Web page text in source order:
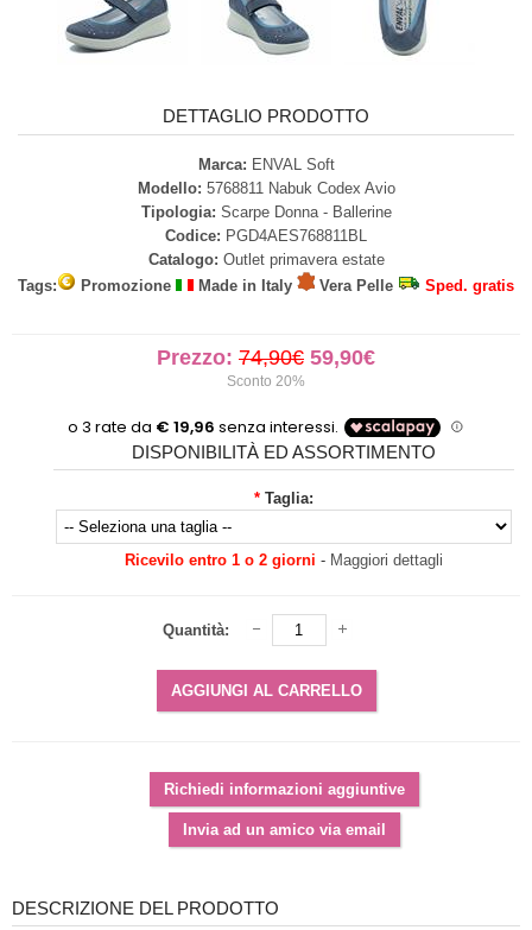
DETTAGLIO PRODOTTO
Marca: ENVAL Soft
Modello: 5768811 Nabuk Codex Avio
Tipologia: Scarpe Donna - Ballerine
Codice: PGD4AES768811BL
Catalogo: Outlet primavera estate
Tags:
Promozione Made in Italy Vera Pelle Sped. gratis
Prezzo: 74,90€ 59,90€
Sconto 20%
DISPONIBILITÀ ED ASSORTIMENTO
* Taglia:
Ricevilo entro 1 o 2 giorni - Maggiori dettagli
Quantità:
DESCRIZIONE DEL PRODOTTO